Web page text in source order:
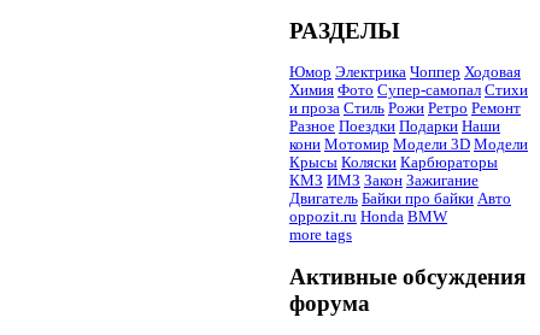
РАЗДЕЛЫ
Юмор Электрика Чоппер Ходовая
Химия Фото Супер-самопал Стихи
и проза Стиль Рожи Ретро Ремонт
Разное Поездки Подарки Наши
кони Мотомир Модели 3D Модели
Крысы Коляски Карбюраторы
КМЗ ИМЗ Закон Зажигание
Двигатель Байки про байки Авто
oppozit.ru Honda BMW
more tags
Активные обсуждения
форума